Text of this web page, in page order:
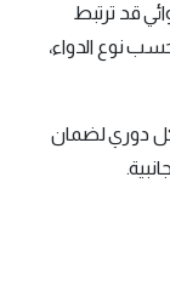
قد ترتبط
نوع الدواء،
دوري لضمان